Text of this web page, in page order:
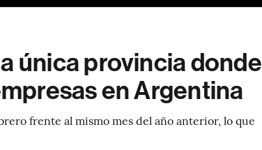
única provincia donde
en Argentina
frente al mismo mes del año anterior, lo que